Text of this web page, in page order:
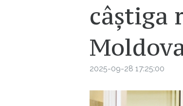
câștiga
2025-09-28 17:25:00